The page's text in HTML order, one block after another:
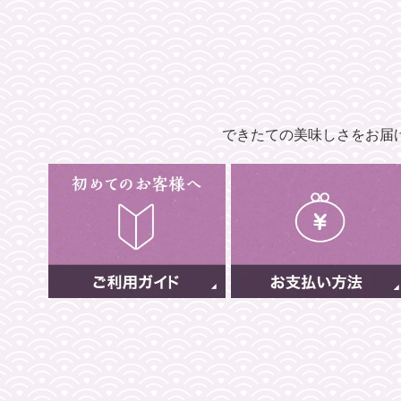
できたての美味しさをお届